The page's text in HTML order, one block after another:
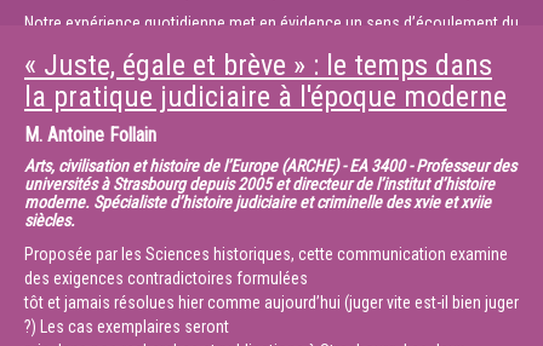
Notre expérience quotidienne met en évidence un sens d’écoulement du
aucun sens. La physique classique rend compte de cette flèche du
temps à travers une description statistique
microscopiques ne distinguent, elles, pas le sens du
temps.
Il en va autrement dans le monde des constituants ultimes de la
matière. Nous présenterons des observations
sensibles à la direction temporelle. Ces
phénomènes sont décrits par une théorie quantique et relativiste
utilisant une construction ad hoc, sans la
justifier par des principes fondamentaux.
« Juste, égale et brève » : le temps dans
la pratique judiciaire à l'époque moderne
M. Antoine Follain
Arts, civilisation et histoire de l’Europe (ARCHE) - EA 3400 - Professeur des
universités à Strasbourg depuis 2005 et directeur de l’institut d’histoire
moderne. Spécialiste d’histoire judiciaire et criminelle des xvie et xviie
siècles.
Proposée par les Sciences historiques, cette communication examine
des exigences contradictoires formulées
tôt et jamais résolues hier comme aujourd’hui (juger vite est-il bien juger
?) Les cas exemplaires seront